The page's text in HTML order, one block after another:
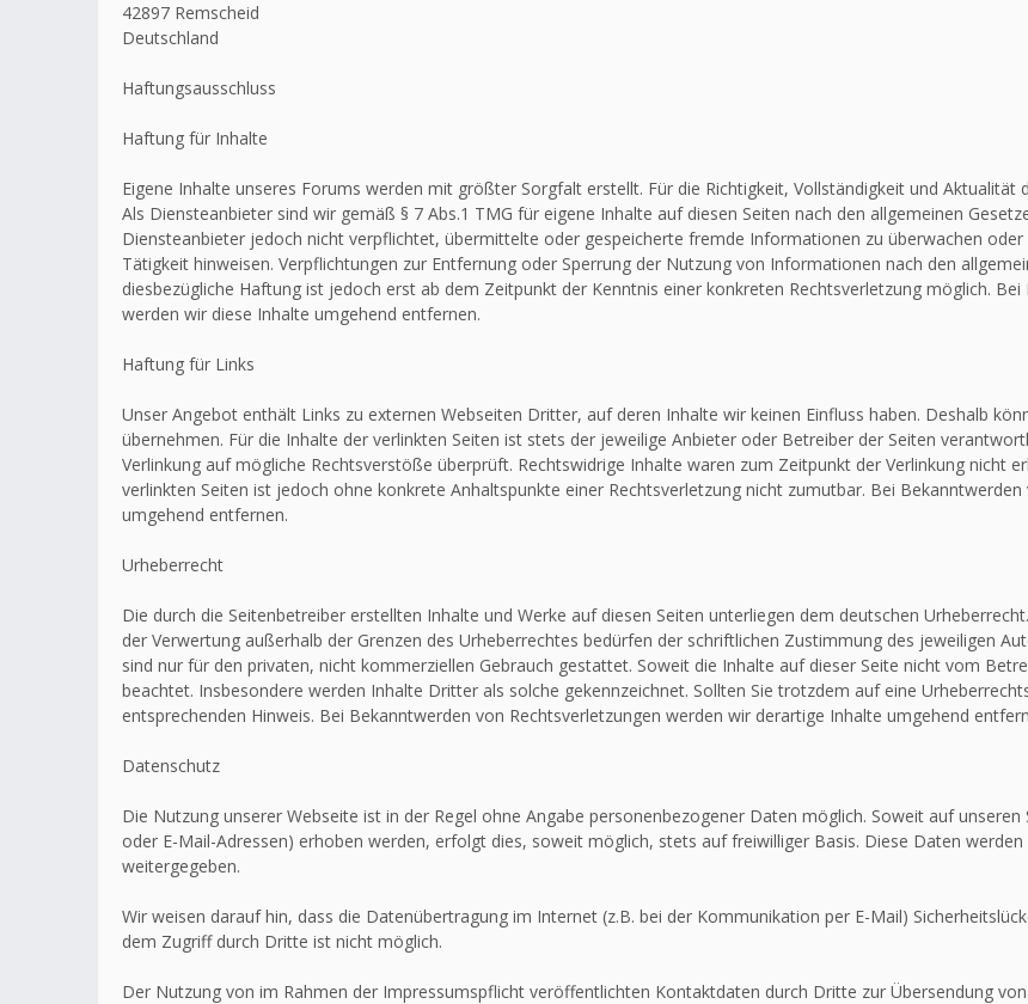
42897 Remscheid
Deutschland
Haftungsausschluss
Haftung für Inhalte
Eigene Inhalte unseres Forums werden mit größter Sorgfalt erstellt. Für die Richtigkeit, Vollständigkeit und
Als Diensteanbieter sind wir gemäß § 7 Abs.1 TMG für eigene Inhalte auf diesen Seiten nach den allgemeinen
Diensteanbieter jedoch nicht verpflichtet, übermittelte oder gespeicherte fremde Informationen zu überwachen
Tätigkeit hinweisen. Verpflichtungen zur Entfernung oder Sperrung der Nutzung von Informationen nach den
diesbezügliche Haftung ist jedoch erst ab dem Zeitpunkt der Kenntnis einer konkreten Rechtsverletzung möglich.
werden wir diese Inhalte umgehend entfernen.
Haftung für Links
Unser Angebot enthält Links zu externen Webseiten Dritter, auf deren Inhalte wir keinen Einfluss haben. Deshalb
übernehmen. Für die Inhalte der verlinkten Seiten ist stets der jeweilige Anbieter oder Betreiber der Seiten
Verlinkung auf mögliche Rechtsverstöße überprüft. Rechtswidrige Inhalte waren zum Zeitpunkt der Verlinkung nicht
verlinkten Seiten ist jedoch ohne konkrete Anhaltspunkte einer Rechtsverletzung nicht zumutbar. Bei
umgehend entfernen.
Urheberrecht
Die durch die Seitenbetreiber erstellten Inhalte und Werke auf diesen Seiten unterliegen dem deutschen
der Verwertung außerhalb der Grenzen des Urheberrechtes bedürfen der schriftlichen Zustimmung des jeweiligen
sind nur für den privaten, nicht kommerziellen Gebrauch gestattet. Soweit die Inhalte auf dieser Seite nicht vom
beachtet. Insbesondere werden Inhalte Dritter als solche gekennzeichnet. Sollten Sie trotzdem auf eine
entsprechenden Hinweis. Bei Bekanntwerden von Rechtsverletzungen werden wir derartige Inhalte umgehend
Datenschutz
Die Nutzung unserer Webseite ist in der Regel ohne Angabe personenbezogener Daten möglich. Soweit auf
oder E-Mail-Adressen) erhoben werden, erfolgt dies, soweit möglich, stets auf freiwilliger Basis. Diese Daten
weitergegeben.
Wir weisen darauf hin, dass die Datenübertragung im Internet (z.B. bei der Kommunikation per E-Mail)
dem Zugriff durch Dritte ist nicht möglich.
Der Nutzung von im Rahmen der Impressumspflicht veröffentlichten Kontaktdaten durch Dritte zur Übersendung